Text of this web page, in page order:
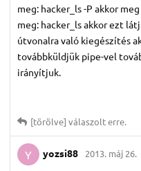
meg: hacker_ls -P akkor
meg: hacker_ls akkor ezt
útvonalra való kiegészítés
továbbküldjük pipe-vel
irányítjuk.
[törölve] válaszolt erre.
Y yozsi88 2013. máj 26.